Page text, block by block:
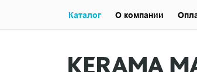
Каталог О компании